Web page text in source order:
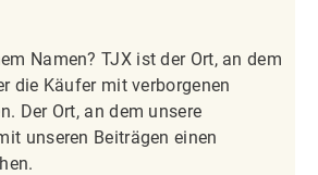
Namen? TJX ist der Ort, an dem
die Käufer mit verborgenen
Der Ort, an dem unsere
unseren Beiträgen einen